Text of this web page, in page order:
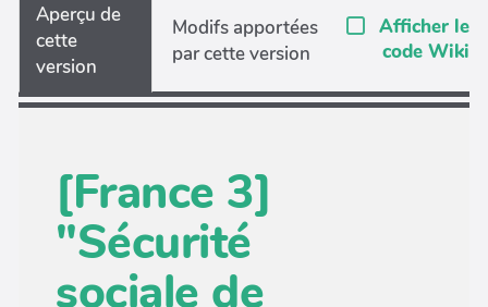
Aperçu de
cette
version
Modifs apportées
par cette version
Afficher le
code Wiki
[France 3]
"Sécurité
sociale de